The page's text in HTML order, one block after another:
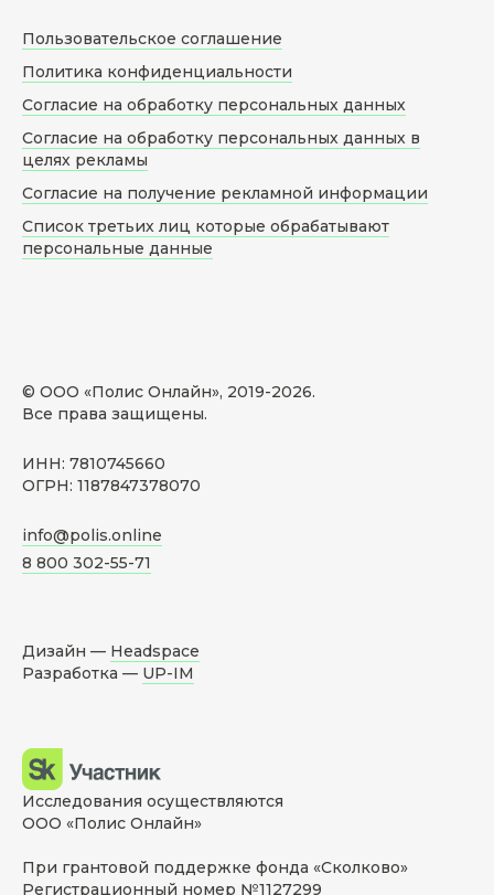
© ООО «Полис Онлайн», 2019-2026.
Все права защищены.
ИНН: 7810745660
ОГРН: 1187847378070
info@polis.online
8 800 302-55-71
Пользовательское соглашение
Политика конфиденциальности
Согласие на обработку персональных данных
Согласие на обработку персональных данных в
целях рекламы
Согласие на получение рекламной информации
Список третьих лиц которые обрабатывают
персональные данные
Дизайн — Headspace
Разработка — UP-IM
Исследования осуществляются
ООО «Полис Онлайн»
При грантовой поддержке фонда «Сколково»
Регистрационный номер №1127299